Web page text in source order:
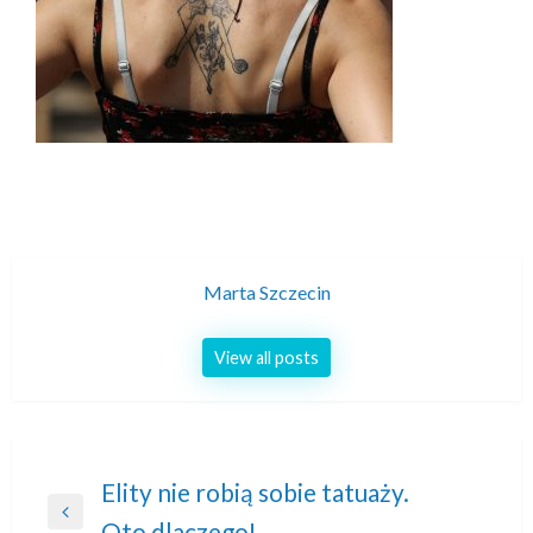
Marta Szczecin
View all posts
Nawigacja
Elity nie robią sobie tatuaży.